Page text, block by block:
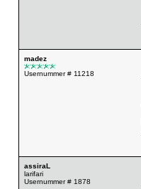
madez
Usernummer # 11218
assiraL
larifari
Usernummer # 1878